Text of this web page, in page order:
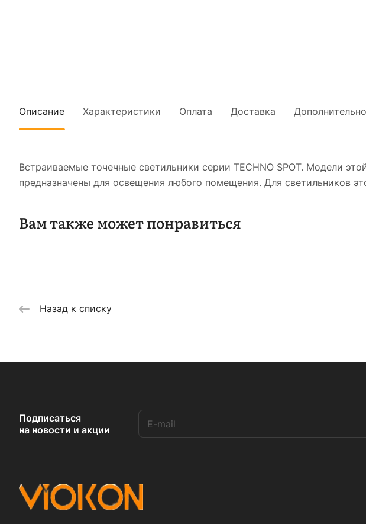
Описание Характеристики Оплата Доставка Дополнительно
Встраиваемые точечные светильники серии TECHNO SPOT. Модели
предназначены для освещения любого помещения. Для светильников
Вам также может понравиться
Назад к списку
Подписаться
на новости и акции